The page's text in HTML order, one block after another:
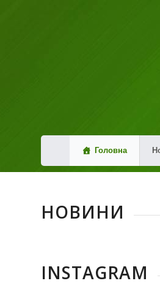
Головна
НОВИНИ
INSTAGRAM